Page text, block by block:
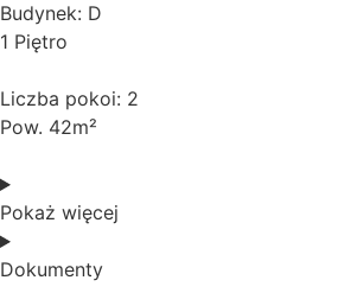
Budynek: D
1 Piętro
Liczba pokoi: 2
Pow. 42m²
Pokaż więcej
Dokumenty